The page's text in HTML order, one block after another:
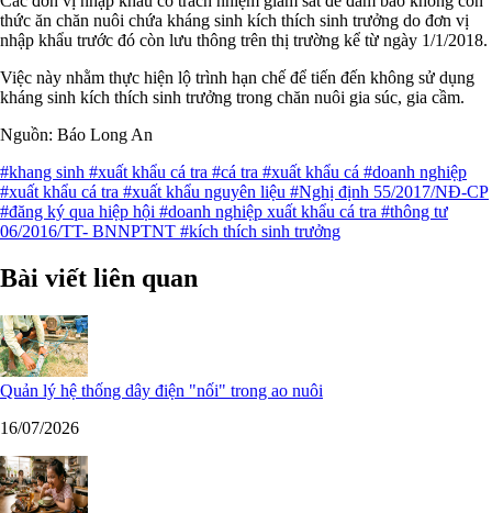
thức ăn chăn nuôi chứa kháng sinh kích thích sinh trưởng do đơn vị
nhập khẩu trước đó còn lưu thông trên thị trường kể từ ngày 1/1/2018.
Việc này nhằm thực hiện lộ trình hạn chế để tiến đến không sử dụng
kháng sinh kích thích sinh trưởng trong chăn nuôi gia súc, gia cầm.
Nguồn: Báo Long An
#khang sinh #xuất khẩu cá tra #cá tra #xuất khẩu cá #doanh nghiệp
#xuất khẩu cá tra #xuất khẩu nguyên liệu #Nghị định 55/2017/NĐ-CP
#đăng ký qua hiệp hội #doanh nghiệp xuất khẩu cá tra #thông tư
06/2016/TT- BNNPTNT #kích thích sinh trưởng
Bài viết liên quan
Quản lý hệ thống dây điện "nối" trong ao nuôi
16/07/2026